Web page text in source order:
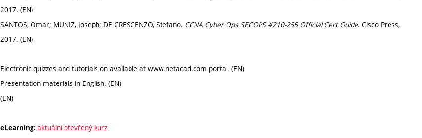
2017. (EN)
SANTOS, Omar; MUNIZ, Joseph; DE CRESCENZO, Stefano. CCNA Cyber Ops SECOPS #210-255 Official Cert Guide. Cisco Press,
2017. (EN)
Electronic quizzes and tutorials on available at www.netacad.com portal. (EN)
Presentation materials in English. (EN)
(EN)
eLearning: aktuální otevřený kurz